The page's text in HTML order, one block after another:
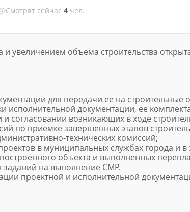
Смотрят сейчас 4 чел.
увеличением объема строительства
для передачи ее на строительные
исполнительной документации, ее
и согласовании возникающих в ходе
по приемке завершенных этапов
технических комиссий;
в муниципальных службах города и
объекта и выполненных
заданий на выполнение СМР.
проектной и исполнительной